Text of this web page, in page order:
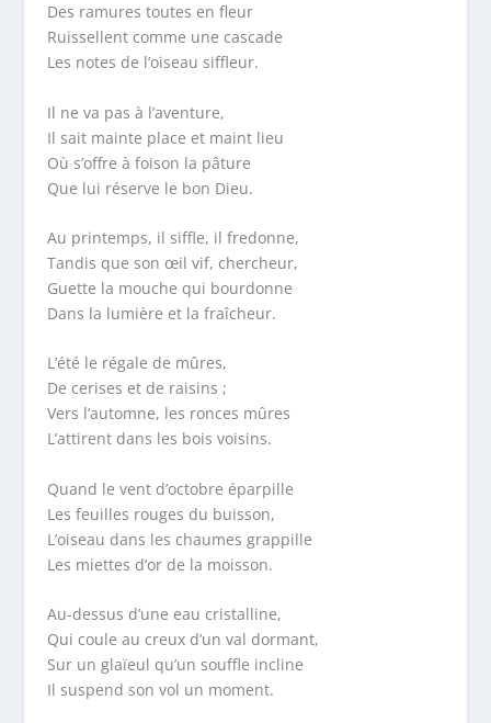
Des ramures toutes en fleur
Ruissellent comme une cascade
Les notes de l’oiseau siffleur.
Il ne va pas à l’aventure,
Il sait mainte place et maint lieu
Où s’offre à foison la pâture
Que lui réserve le bon Dieu.
Au printemps, il siffle, il fredonne,
Tandis que son œil vif, chercheur,
Guette la mouche qui bourdonne
Dans la lumière et la fraîcheur.
L’été le régale de mûres,
De cerises et de raisins ;
Vers l’automne, les ronces mûres
L’attirent dans les bois voisins.
Quand le vent d’octobre éparpille
Les feuilles rouges du buisson,
L’oiseau dans les chaumes grappille
Les miettes d’or de la moisson.
Au-dessus d’une eau cristalline,
Qui coule au creux d’un val dormant,
Sur un glaïeul qu’un souffle incline
Il suspend son vol un moment.